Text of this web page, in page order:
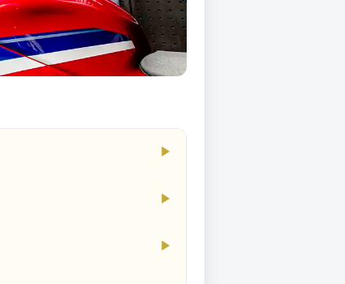
▶
▶
▶